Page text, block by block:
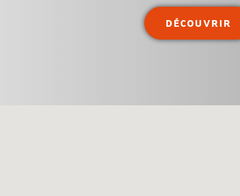
DÉCOUVRIR